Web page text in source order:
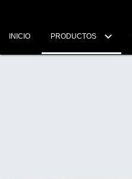
INICIO PRODUCTOS